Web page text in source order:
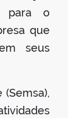
para o
que
seus